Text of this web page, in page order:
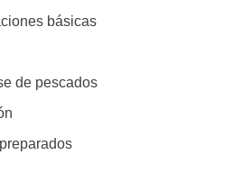
básicas
de pescados